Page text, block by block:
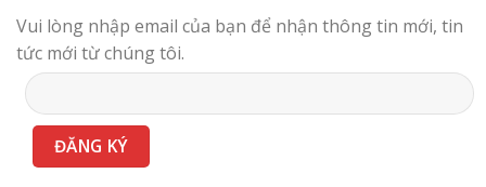
Vui lòng nhập email của bạn để nhận thông tin mới, tin
tức mới từ chúng tôi.